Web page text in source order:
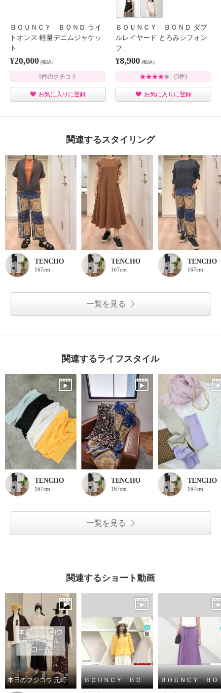
ＢＯＵＮＣＹ ＢＯＮＤ ライ
トオンス 軽量デニムジャケッ
ト
¥20,000 (税込)
1件のクチコミ
お気に入りに登録
ＢＯＵＮＣＹ ＢＯＮＤ ダブ
ルレイヤード とろみシフォン
フ…
¥8,900 (税込)
(5件)
お気に入りに登録
関連するスタイリング
TENCHO
167cm
TENCHO
167cm
TENCHO
167cm
一覧を見る
関連するライフスタイル
TENCHO
167cm
TENCHO
167cm
TENCHO
167cm
一覧を見る
関連するショート動画
本日のフジコウ 元町ゼラールコーデ ＢＯＵＮＣＹ ＢＯＮＤ 接触冷感・速乾 フランス産リネン１００％ 暑さ和らぐ♪ “ヴェールリネン” Ｔブラウス ＢＯＵＮＣＹ ＢＯＮＤ 接触冷感・